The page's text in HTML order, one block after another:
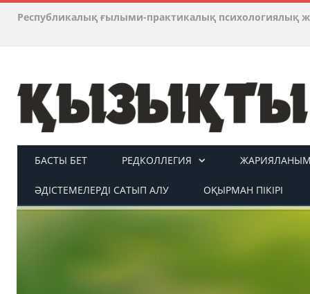
Республикалық ғылыми-практикалық психологиялық
БАСТЫ БЕТ РЕДКОЛЛЕГИЯ ЖАРИЯЛАНЫМ
ӘДІСТЕМЕЛЕРДІ САТЫП АЛУ ОҚЫРМАН ПІКІРІ